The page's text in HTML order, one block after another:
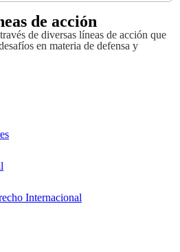
de acción
de diversas líneas de acción que
en materia de defensa y
Internacional